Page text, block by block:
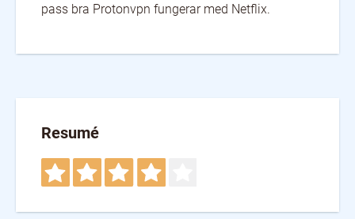
pass bra Protonvpn fungerar med Netflix.
Resumé